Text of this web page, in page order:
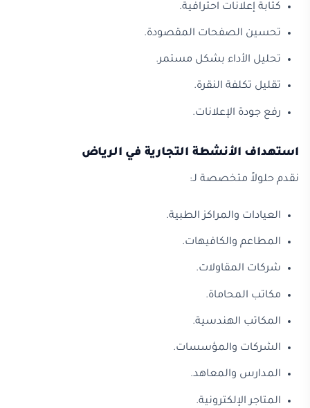
كتابة إعلانات احترافية.
تحسين الصفحات المقصودة.
تحليل الأداء بشكل مستمر.
تقليل تكلفة النقرة.
رفع جودة الإعلانات.
استهداف الأنشطة التجارية في الرياض
نقدم حلولاً متخصصة لـ:
العيادات والمراكز الطبية.
المطاعم والكافيهات.
شركات المقاولات.
مكاتب المحاماة.
المكاتب الهندسية.
الشركات والمؤسسات.
المدارس والمعاهد.
المتاجر الإلكترونية.